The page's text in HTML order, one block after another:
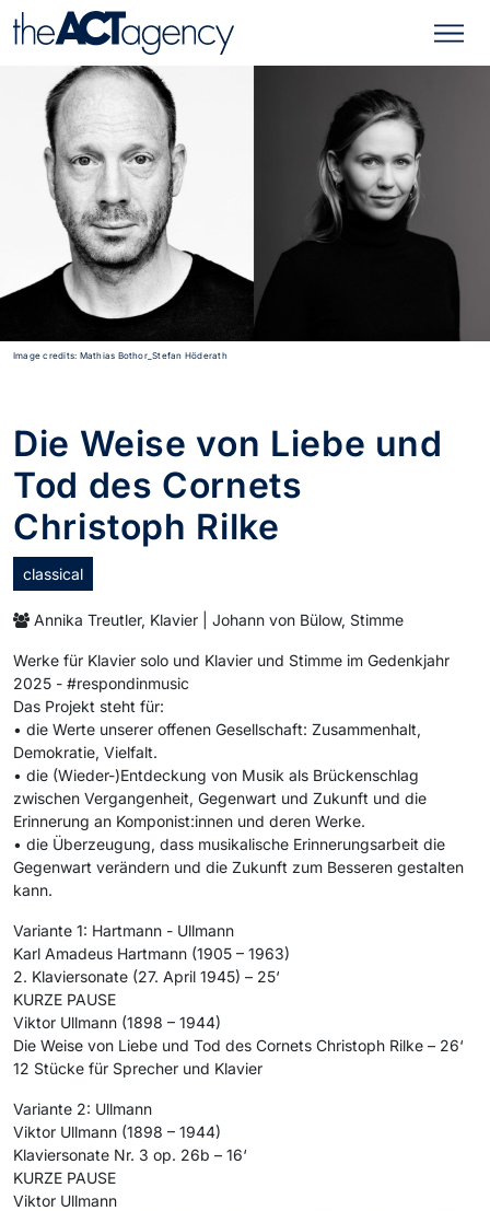
Image credits: Mathias Bothor_Stefan Höderath
Die Weise von Liebe und
Tod des Cornets
Christoph Rilke
classical
Annika Treutler, Klavier | Johann von Bülow, Stimme
Werke für Klavier solo und Klavier und Stimme im Gedenkjahr
2025 - #respondinmusic
Das Projekt steht für:
• die Werte unserer offenen Gesellschaft: Zusammenhalt,
Demokratie, Vielfalt.
• die (Wieder-)Entdeckung von Musik als Brückenschlag
zwischen Vergangenheit, Gegenwart und Zukunft und die
Erinnerung an Komponist:innen und deren Werke.
• die Überzeugung, dass musikalische Erinnerungsarbeit die
Gegenwart verändern und die Zukunft zum Besseren gestalten
kann.
Variante 1: Hartmann - Ullmann
Karl Amadeus Hartmann (1905 – 1963)
2. Klaviersonate (27. April 1945) – 25‘
KURZE PAUSE
Viktor Ullmann (1898 – 1944)
Die Weise von Liebe und Tod des Cornets Christoph Rilke – 26‘
12 Stücke für Sprecher und Klavier
Variante 2: Ullmann
Viktor Ullmann (1898 – 1944)
Klaviersonate Nr. 3 op. 26b – 16‘
KURZE PAUSE
Viktor Ullmann